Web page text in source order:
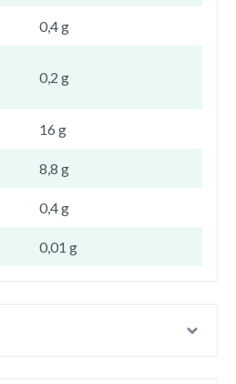
0,4 g
0,2 g
16 g
8,8 g
0,4 g
0,01 g